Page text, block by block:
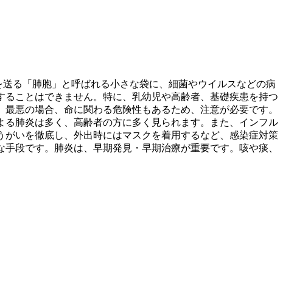
る「肺胞」と呼ばれる小さな袋に、細菌やウイルスなどの病
ことはできません。特に、乳幼児や高齢者、基礎疾患を持つ
悪の場合、命に関わる危険性もあるため、注意が必要です。
肺炎は多く、高齢者の方に多く見られます。また、インフル
がいを徹底し、外出時にはマスクを着用するなど、感染症対策
段です。肺炎は、早期発見・早期治療が重要です。咳や痰、